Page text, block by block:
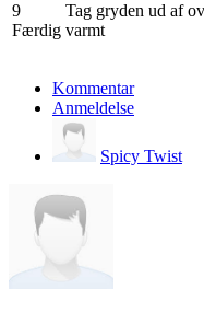
9
Færdig
Tag gryden ud af
varmt
Kommentar
Anmeldelse
Spicy Twist